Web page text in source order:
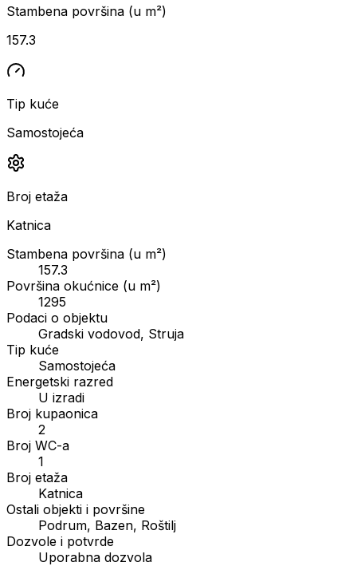
Stambena površina (u m²)
157.3
Tip kuće
Samostojeća
Broj etaža
Katnica
Stambena površina (u m²)
157.3
Površina okućnice (u m²)
1295
Podaci o objektu
Gradski vodovod, Struja
Tip kuće
Samostojeća
Energetski razred
U izradi
Broj kupaonica
2
Broj WC-a
1
Broj etaža
Katnica
Ostali objekti i površine
Podrum, Bazen, Roštilj
Dozvole i potvrde
Uporabna dozvola